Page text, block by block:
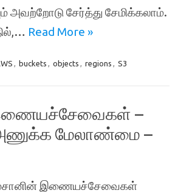
அவற்றோடு சேர்த்து சேமிக்கலாம்.
Read More »
, buckets , objects , regions , S3
–
மேலாண்மை –
இணையச்சேவைகள்